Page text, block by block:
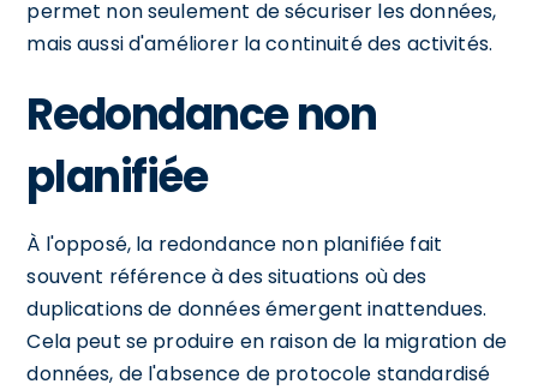
permet non seulement de sécuriser les données,
mais aussi d'améliorer la continuité des activités.
Redondance non
planifiée
À l'opposé, la redondance non planifiée fait
souvent référence à des situations où des
duplications de données émergent inattendues.
Cela peut se produire en raison de la migration de
données, de l'absence de protocole standardisé